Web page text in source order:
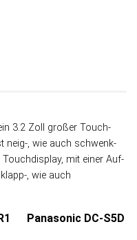
3.2 Zoll großer Touch­
neig-, wie auch schwenk­
Touch­display, mit einer Auf­
, wie auch
Panasonic DC-S5D